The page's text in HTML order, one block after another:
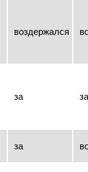
воздержался
за за
за